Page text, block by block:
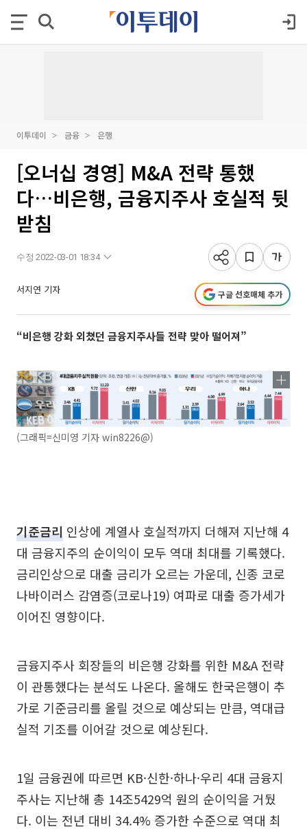
이투데이 금융 은행
[오너십 경영] M&A 전략 통했
다…비은행, 금융지주사 호실적 뒷
받침
수정 2022-03-01 18:34
서지연 기자 구글 선호매체 추가
“비은행 강화 외쳤던 금융지주사들 전략 맞아 떨어져”
(그래픽=신미영 기자 win8226@)
기준금리 인상에 계열사 호실적까지 더해져 지난해 4
대 금융지주의 순이익이 모두 역대 최대를 기록했다.
금리인상으로 대출 금리가 오르는 가운데, 신종 코로
나바이러스 감염증(코로나19) 여파로 대출 증가세가
이어진 영향이다.
금융지주사 회장들의 비은행 강화를 위한 M&A 전략
이 관통했다는 분석도 나온다. 올해도 한국은행이 추
가로 기준금리를 올릴 것으로 예상되는 만큼, 역대급
실적 기조를 이어갈 것으로 예상된다.
1일 금융권에 따르면 KB·신한·하나·우리 4대 금융지
주사는 지난해 총 14조5429억 원의 순이익을 거뒀
다. 이는 전년 대비 34.4% 증가한 수준으로 역대 최